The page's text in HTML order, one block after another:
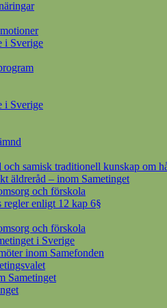
i Sverige
i Sverige
och samisk traditionell kunskap om
äldreråd – inom Sametinget
och förskola
enligt 12 kap 6§
och förskola
i Sverige
inom Samefonden
Sametinget